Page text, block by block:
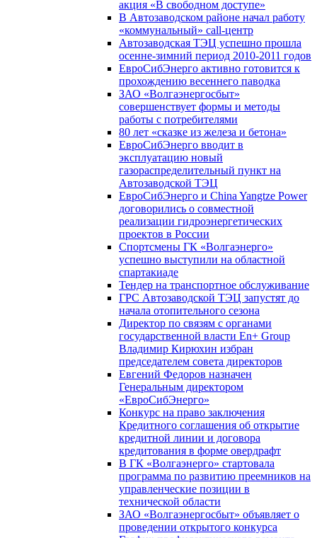
акция «В свободном доступе»
В Автозаводском районе начал работу
«коммунальный» call-центр
Автозаводская ТЭЦ успешно прошла
осенне-зимний период 2010-2011 годов
ЕвроСибЭнерго активно готовится к
прохождению весеннего паводка
ЗАО «Волгаэнергосбыт»
совершенствует формы и методы
работы с потребителями
80 лет «сказке из железа и бетона»
ЕвроСибЭнерго вводит в
эксплуатацию новый
газораспределительный пункт на
Автозаводской ТЭЦ
ЕвроСибЭнерго и China Yangtze Power
договорились о совместной
реализации гидроэнергетических
проектов в России
Спортсмены ГК «Волгаэнерго»
успешно выступили на областной
спартакиаде
Тендер на транспортное обслуживание
ГРС Автозаводской ТЭЦ запустят до
начала отопительного сезона
Директор по связям с органами
государственной власти En+ Group
Владимир Кирюхин избран
председателем совета директоров
Евгений Федоров назначен
Генеральным директором
«ЕвроСибЭнерго»
Конкурс на право заключения
Кредитного соглашения об открытие
кредитной линии и договора
кредитования в форме овердрафт
В ГК «Волгаэнерго» стартовала
программа по развитию преемников на
управленческие позиции в
технической области
ЗАО «Волгаэнергосбыт» объявляет о
проведении открытого конкурса